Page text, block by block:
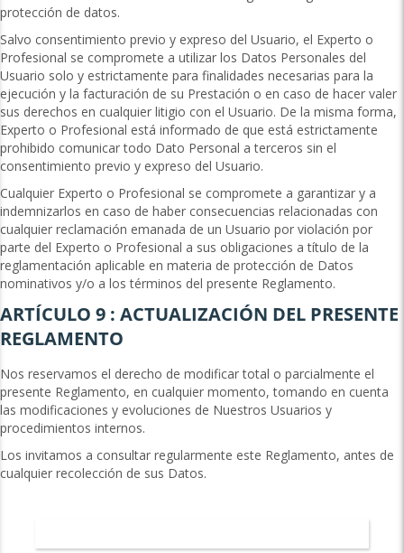
protección de datos.
Salvo consentimiento previo y expreso del Usuario, el Experto o
Profesional se compromete a utilizar los Datos Personales del
Usuario solo y estrictamente para finalidades necesarias para la
ejecución y la facturación de su Prestación o en caso de hacer valer
sus derechos en cualquier litigio con el Usuario. De la misma forma,
Experto o Profesional está informado de que está estrictamente
prohibido comunicar todo Dato Personal a terceros sin el
consentimiento previo y expreso del Usuario.
Cualquier Experto o Profesional se compromete a garantizar y a
indemnizarlos en caso de haber consecuencias relacionadas con
cualquier reclamación emanada de un Usuario por violación por
parte del Experto o Profesional a sus obligaciones a título de la
reglamentación aplicable en materia de protección de Datos
nominativos y/o a los términos del presente Reglamento.
ARTÍCULO 9 : ACTUALIZACIÓN DEL PRESENTE
REGLAMENTO
Nos reservamos el derecho de modificar total o parcialmente el
presente Reglamento, en cualquier momento, tomando en cuenta
las modificaciones y evoluciones de Nuestros Usuarios y
procedimientos internos.
Los invitamos a consultar regularmente este Reglamento, antes de
cualquier recolección de sus Datos.